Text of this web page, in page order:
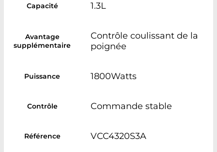
Capacité 1.3L
Avantage
supplémentaire
Contrôle coulissant de la
poignée
Puissance 1800Watts
Contrôle Commande stable
Référence VCC4320S3A